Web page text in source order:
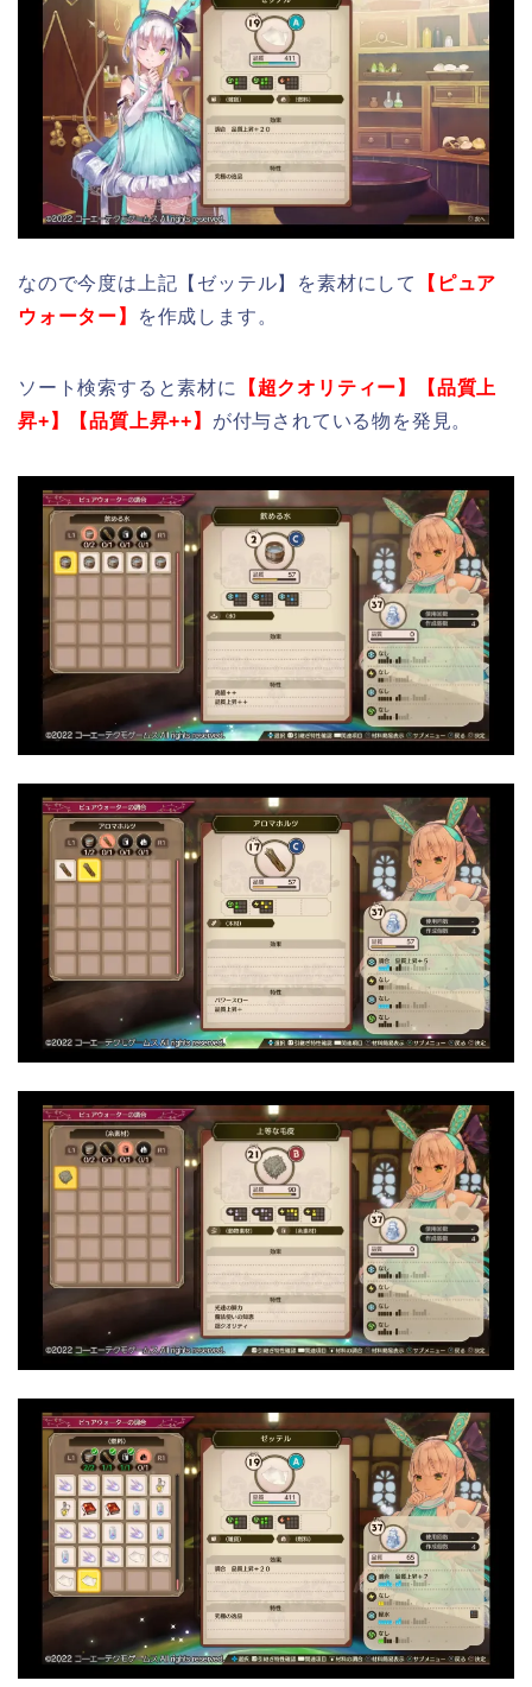
なので今度は上記【ゼッテル】を素材にして
【ピュア
ウォーター】
を作成します。
ソート検索すると素材に
【超クオリティー】【品質上
昇+】【品質上昇++】 が付与されている物を発見。